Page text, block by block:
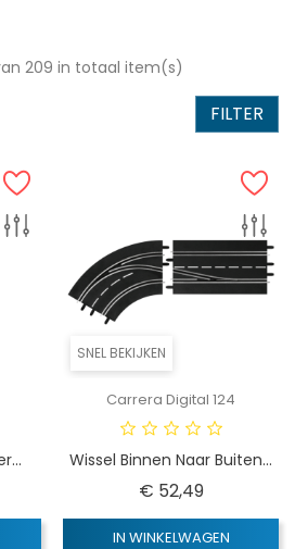
FILTER
209 in totaal item(s)
SNEL BEKIJKEN
Carrera Digital 124
Wissel Binnen Naar Buiten...
€ 52,49Prijs
IN WINKELWAGEN